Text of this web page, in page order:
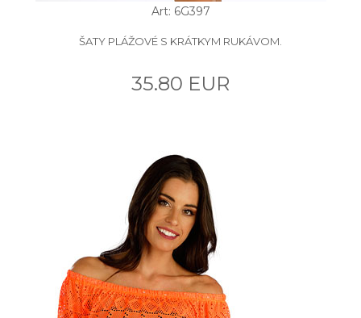
Art: 6G397
ŠATY PLÁŽOVÉ S KRÁTKYM RUKÁVOM.
35.80 EUR